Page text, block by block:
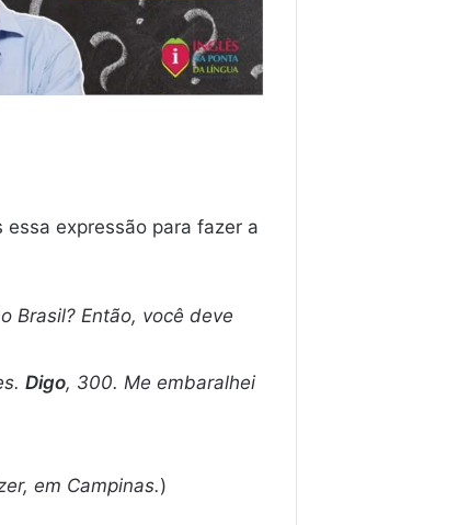
expressão para fazer a
Brasil? Então, você deve
Digo, 300. Me embaralhei
em Campinas.)